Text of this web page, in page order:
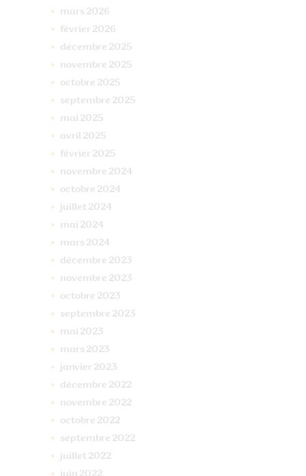
mars 2026
février 2026
décembre 2025
novembre 2025
octobre 2025
septembre 2025
mai 2025
avril 2025
février 2025
novembre 2024
octobre 2024
juillet 2024
mai 2024
mars 2024
décembre 2023
novembre 2023
octobre 2023
septembre 2023
mai 2023
mars 2023
janvier 2023
décembre 2022
novembre 2022
octobre 2022
septembre 2022
juillet 2022